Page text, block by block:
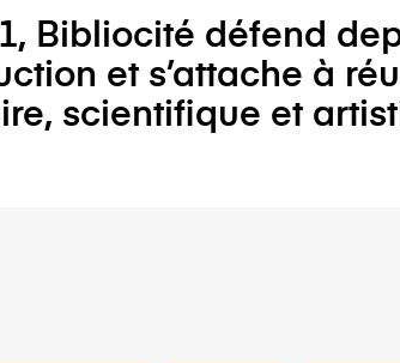
Bibliocité défend
et s’attache à
scientifique et